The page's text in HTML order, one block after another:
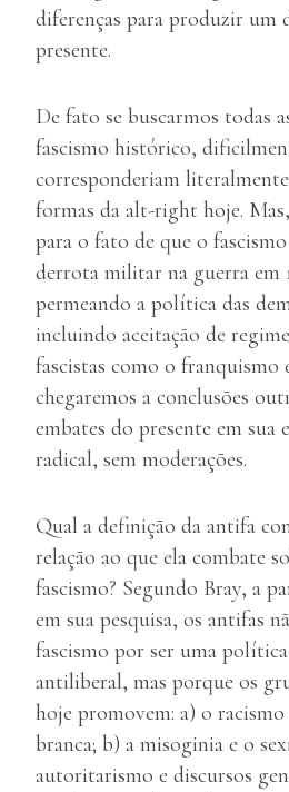
diferenças para produzir um
presente.
De fato se buscarmos todas
fascismo histórico,
corresponderiam
formas da alt-right hoje.
para o fato de que o
derrota militar na guerra em
permeando a política das
incluindo aceitação de
fascistas como o franquismo
chegaremos a conclusões
embates do presente em sua
radical, sem moderações.
Qual a definição da antifa
relação ao que ela combate
fascismo? Segundo Bray, a
em sua pesquisa, os antifas
fascismo por ser uma
antiliberal, mas porque os
hoje promovem: a) o racismo
branca; b) a misoginia e o
autoritarismo e discursos